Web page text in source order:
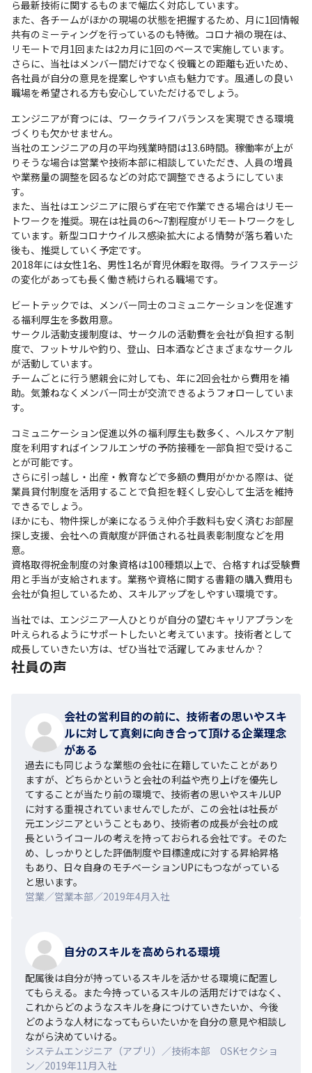
ら最新技術に関するものまで幅広く対応しています。
また、各チームがほかの現場の状態を把握するため、月に1回情報
共有のミーティングを行っているのも特徴。コロナ禍の現在は、
リモートで月1回または2カ月に1回のペースで実施しています。
さらに、当社はメンバー間だけでなく役職との距離も近いため、
各社員が自分の意見を提案しやすい点も魅力です。風通しの良い
職場を希望される方も安心していただけるでしょう。
エンジニアが育つには、ワークライフバランスを実現できる環境
づくりも欠かせません。
当社のエンジニアの月の平均残業時間は13.6時間。稼働率が上が
りそうな場合は営業や技術本部に相談していただき、人員の増員
や業務量の調整を図るなどの対応で調整できるようにしていま
す。
また、当社はエンジニアに限らず在宅で作業できる場合はリモー
トワークを推奨。現在は社員の6～7割程度がリモートワークをし
ています。新型コロナウイルス感染拡大による情勢が落ち着いた
後も、推奨していく予定です。
2018年には女性1名、男性1名が育児休暇を取得。ライフステージ
の変化があっても長く働き続けられる職場です。
ビートテックでは、メンバー同士のコミュニケーションを促進す
る福利厚生を多数用意。
サークル活動支援制度は、サークルの活動費を会社が負担する制
度で、フットサルや釣り、登山、日本酒などさまざまなサークル
が活動しています。
チームごとに行う懇親会に対しても、年に2回会社から費用を補
助。気兼ねなくメンバー同士が交流できるようフォローしていま
す。
コミュニケーション促進以外の福利厚生も数多く、ヘルスケア制
度を利用すればインフルエンザの予防接種を一部負担で受けるこ
とが可能です。
さらに引っ越し・出産・教育などで多額の費用がかかる際は、従
業員貸付制度を活用することで負担を軽くし安心して生活を維持
できるでしょう。
ほかにも、物件探しが楽になるうえ仲介手数料も安く済むお部屋
探し支援、会社への貢献度が評価される社員表彰制度などを用
意。
資格取得祝金制度の対象資格は100種類以上で、合格すれば受験費
用と手当が支給されます。業務や資格に関する書籍の購入費用も
会社が負担しているため、スキルアップをしやすい環境です。
当社では、エンジニア一人ひとりが自分の望むキャリアプランを
叶えられるようにサポートしたいと考えています。技術者として
成長していきたい方は、ぜひ当社で活躍してみませんか？
社員の声
会社の営利目的の前に、技術者の思いやスキ
ルに対して真剣に向き合って頂ける企業理念
がある
過去にも同じような業態の会社に在籍していたことがあり
ますが、どちらかというと会社の利益や売り上げを優先し
てすることが当たり前の環境で、技術者の思いやスキルUP
に対する重視されていませんでしたが、この会社は社長が
元エンジニアということもあり、技術者の成長が会社の成
長というイコールの考えを持っておられる会社です。そのた
め、しっかりとした評価制度や目標達成に対する昇給昇格
もあり、日々自身のモチベーションUPにもつながっている
と思います。
営業／営業本部／2019年4月入社
自分のスキルを高められる環境
配属後は自分が持っているスキルを活かせる環境に配置し
てもらえる。また今持っているスキルの活用だけではなく、
これからどのようなスキルを身につけていきたいか、今後
どのような人材になってもらいたいかを自分の意見や相談し
ながら決めていける。
システムエンジニア（アプリ）／技術本部 OSKセクショ
ン／2019年11月入社